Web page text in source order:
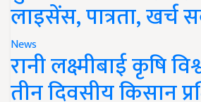
लाइसेंस, पात्रता, खर्च
News
रानी लक्ष्मीबाई कृषि
तीन दिवसीय किसान